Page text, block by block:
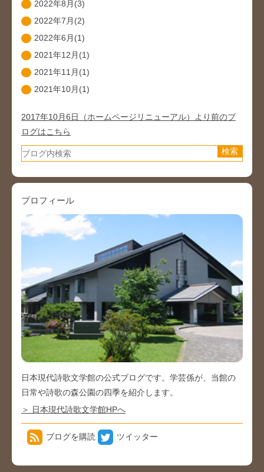
2022年8月(3)
2022年7月(2)
2022年6月(1)
2021年12月(1)
2021年11月(1)
2021年10月(1)
2017年10月6日（ホームページリニューアル）より前のブ
ログはこちら
プロフィール
日本現代詩歌文学館の公式ブログです。学芸係が、当館の
日常や詩歌の森公園の四季を紹介します。
＞ 日本現代詩歌文学館HPへ
ブログを購読 ツイッター